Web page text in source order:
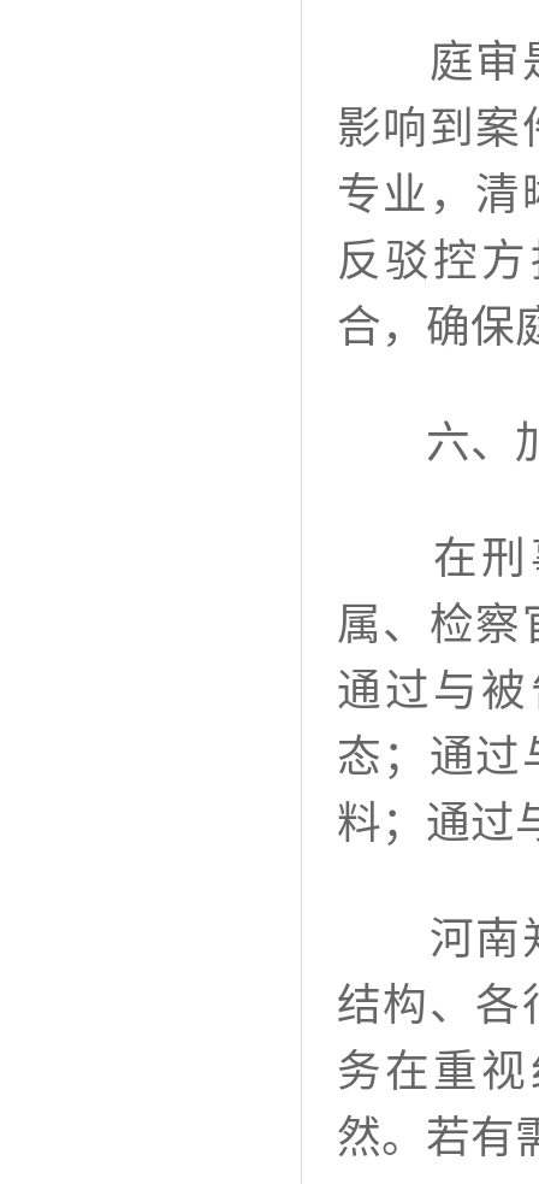
庭审是
影响到案
专业，清
反驳控
合，确保
六、加
在刑事
属、检察
通过与
态；通过
料；通过
河南郑
结构、各
务在重
然。若有